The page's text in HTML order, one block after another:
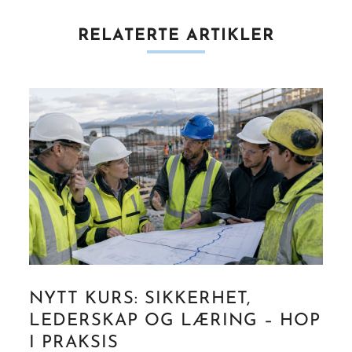
RELATERTE ARTIKLER
NYTT KURS: SIKKERHET,
LEDERSKAP OG LÆRING – HOP
I PRAKSIS